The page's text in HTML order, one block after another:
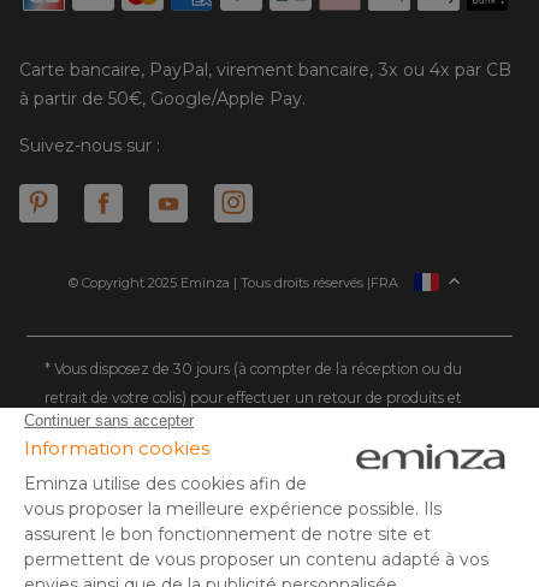
Carte bancaire, PayPal, virement bancaire, 3x ou 4x par CB
à partir de 50€, Google/Apple Pay.
Suivez-nous sur :
© Copyright 2025 Eminza | Tous droits réservés |
ESPAÑA
DEUTSCHLAND
NEDERLAND
DANMARK
FRA
* Vous disposez de 30 jours (à compter de la réception ou du
retrait de votre colis) pour effectuer un retour de produits et
vous faire rembourser. Hors colis volumineux
** Expédition le jour même pour toute commande passée avant
14 h (jours ouvrés - hors livraison éco)
(1) Remise de 10€ à partir de 80€ d'achat, hors frais de port. Offre
valable du 02/08/2026 au 06/08/2026 inclus, en saisissant le
code SUMMER26 lors de la commande. Offre non sécable, non